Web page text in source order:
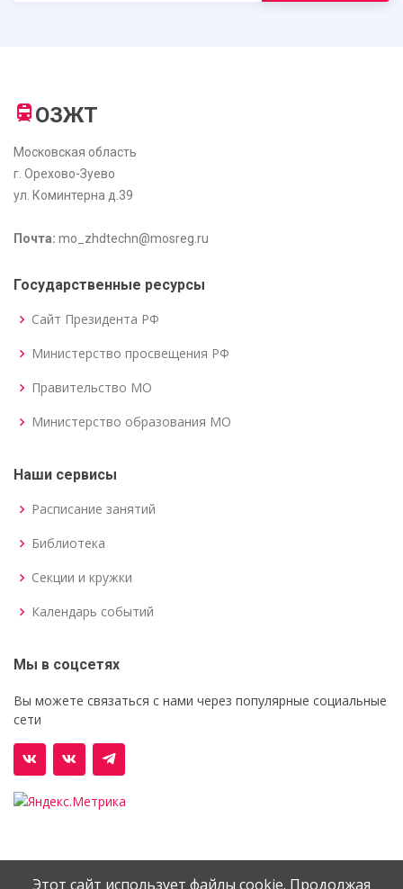
ОЗЖТ
Московская область
г. Орехово-Зуево
ул. Коминтерна д.39
Почта: mo_zhdtechn@mosreg.ru
Государственные ресурсы
Сайт Президента РФ
Министерство просвещения РФ
Правительство МО
Министерство образования МО
Наши сервисы
Расписание занятий
Библиотека
Секции и кружки
Календарь событий
Мы в соцсетях
Вы можете связаться с нами через популярные социальные
сети
Этот сайт использует файлы cookie. Продолжая